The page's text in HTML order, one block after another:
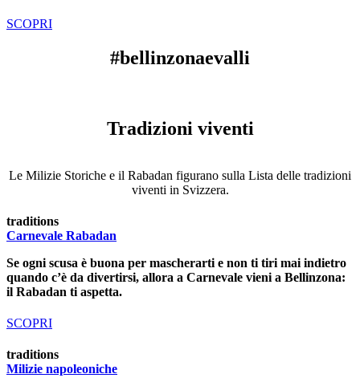
SCOPRI
#bellinzonaevalli
Tradizioni viventi
Le Milizie Storiche e il Rabadan figurano sulla Lista delle tradizioni
viventi in Svizzera.
traditions
Carnevale Rabadan
Se ogni scusa è buona per mascherarti e non ti tiri mai indietro
quando c’è da divertirsi, allora a Carnevale vieni a Bellinzona:
il Rabadan ti aspetta.
SCOPRI
traditions
Milizie napoleoniche